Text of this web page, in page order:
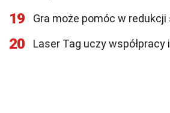
19 Gra może pomóc w redukcji
20 Laser Tag uczy współpracy